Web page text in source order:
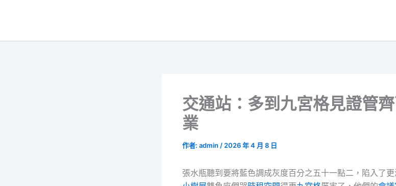
交通站：多到九宮格見證管
業
作者: admin / 2026 年 4 月 8 日
張水瓶聽到要將藍色調成灰度百分之五十一點二，陷入了